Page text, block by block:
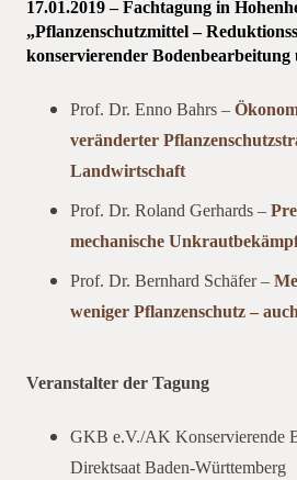
17.01.2019 – Fachtagung in
„Pflanzenschutzmittel –
konservierender
Prof. Dr. Enno Bahrs –
veränderter
Landwirtschaft
Prof. Dr. Roland Gerhards –
mechanische
Prof. Dr. Bernhard Schäfer –
weniger Pflanzenschutz –
Veranstalter der Tagung
GKB e.V./AK Konservierende
Direktsaat Baden-Württemberg